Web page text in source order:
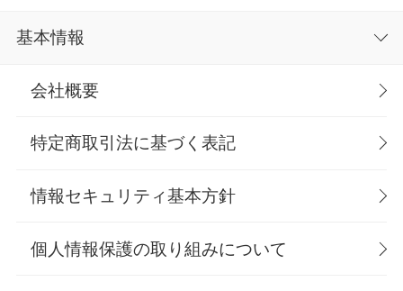
基本情報
会社概要
特定商取引法に基づく表記
情報セキュリティ基本方針
個人情報保護の取り組みについて